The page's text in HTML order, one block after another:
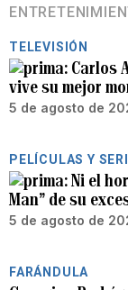
TELEVISIÓN
Carlos
vive su mejor
5 de agosto de
PELÍCULAS Y
Ni el
Man” de su
5 de agosto de
FARÁNDULA